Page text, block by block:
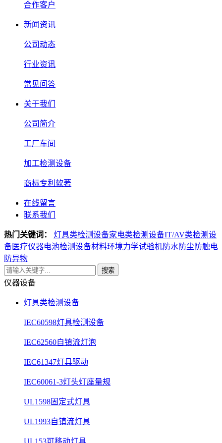
合作客户
新闻资讯
公司动态
行业资讯
常见问答
关于我们
公司简介
工厂车间
加工检测设备
商标专利软著
在线留言
联系我们
热门关键词： 灯具类检测设备家电类检测设备IT/AV类检测设
备医疗仪器电池检测设备材料环境力学试验机防水防尘防触电
防异物
搜索
仪器设备
灯具类检测设备
IEC60598灯具检测设备
IEC62560自镇流灯泡
IEC61347灯具驱动
IEC60061-3灯头灯座量规
UL1598固定式灯具
UL1993自镇流灯具
UL153可移动灯具